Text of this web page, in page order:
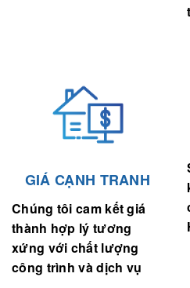
Chúng tôi cam kết giá
thành hợp lý tương
xứng với chất lượng
công trình và dịch vụ